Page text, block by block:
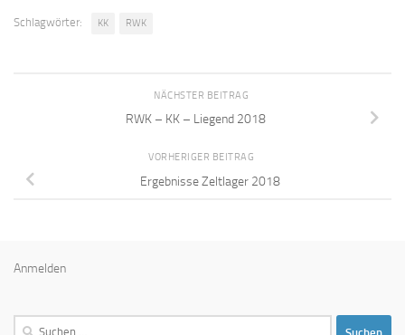
Schlagwörter: KK RWK
NÄCHSTER BEITRAG
RWK – KK – Liegend 2018
VORHERIGER BEITRAG
Ergebnisse Zeltlager 2018
Anmelden
Suchen